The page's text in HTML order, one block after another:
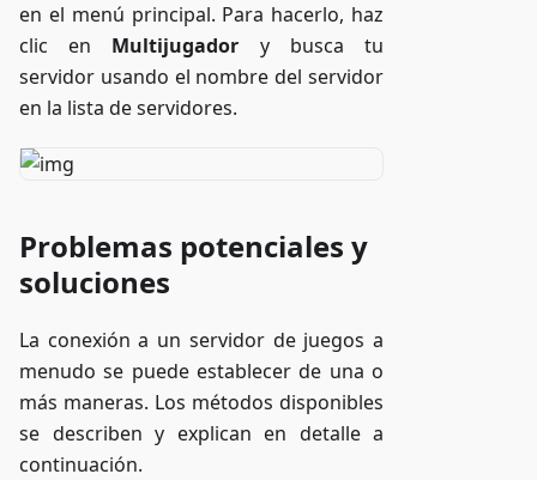
en el menú principal. Para hacerlo, haz
clic en Multijugador y busca tu
servidor usando el nombre del servidor
en la lista de servidores.
Problemas potenciales y
soluciones
La conexión a un servidor de juegos a
menudo se puede establecer de una o
más maneras. Los métodos disponibles
se describen y explican en detalle a
continuación.